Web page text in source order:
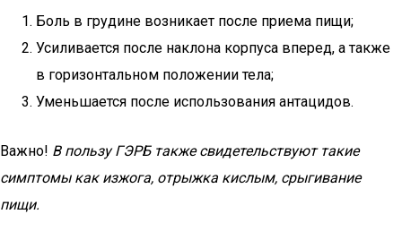
Боль в грудине возникает после приема пищи;
Усиливается после наклона корпуса вперед, а также
в горизонтальном положении тела;
Уменьшается после использования антацидов.
Важно! В пользу ГЭРБ также свидетельствуют такие
симптомы как изжога, отрыжка кислым, срыгивание
пищи.